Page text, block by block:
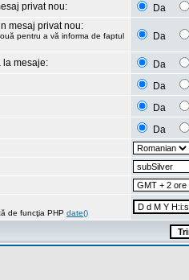
privat nou:
Da
mesaj privat nou:
pentru a vă informa de faptul
Da
la mesaje:
Da
Da
Da
Da
de funcţia PHP date()